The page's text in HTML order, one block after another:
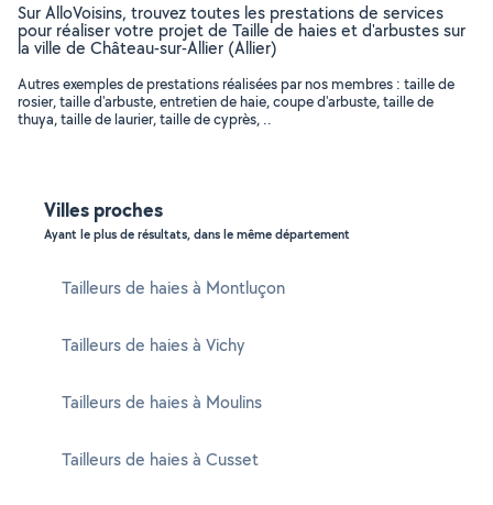
Sur AlloVoisins, trouvez toutes les prestations de services
pour réaliser votre projet de Taille de haies et d'arbustes sur
la ville de Château-sur-Allier (Allier)
Autres exemples de prestations réalisées par nos membres : taille de
rosier, taille d'arbuste, entretien de haie, coupe d'arbuste, taille de
thuya, taille de laurier, taille de cyprès, ..
Villes proches
Ayant le plus de résultats, dans le même département
Tailleurs de haies à Montluçon
Tailleurs de haies à Vichy
Tailleurs de haies à Moulins
Tailleurs de haies à Cusset